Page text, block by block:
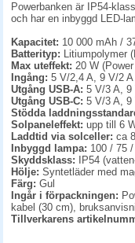
Powerbanken är IP54-
och har en inbyggd LED-
Kapacitet: 10 000 mAh /
Batterityp: Litiumpolymer
Max uteffekt: 20 W
Ingång: 5 V/2,4 A, 9 V/2
Utgång USB-A: 5 V/3 A, 9
Utgång USB-C: 5 V/3 A, 9
Stödda
Solpaneleffekt: upp till 6
Laddtid via solceller: ca
Inbyggd lampa: 100 / 75
Skyddsklass: IP54
Hölje: Syntetläder med
Färg: Gul
Ingår i förpackningen:
kabel (30 cm),
Tillverkarens